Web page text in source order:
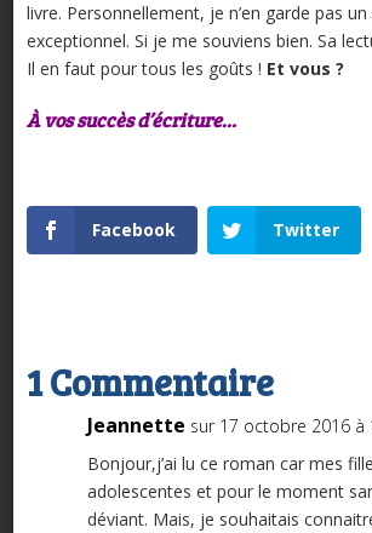
livre. Personnellement, je n’en garde pas
exceptionnel. Si je me souviens bien. Sa
Il en faut pour tous les goûts ! Et vous ?
À vos succès d’écriture…
Facebook Twitter
1 Commentaire
Jeannette sur 17 octobre 2016 à
Bonjour,j’ai lu ce roman car mes
adolescentes et pour le moment
déviant. Mais, je souhaitais